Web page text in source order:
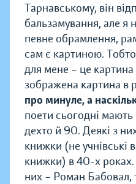
Тарнавському, він
бальзамування, але я
певне обрамлення,
сам є картиною.
для мене – це картина
зображена картина в
про минуле, а
поети сьогодні
дехто й 90. Деякі з
книжки (не учнівські
книжки) в 40-х
них – Роман Бабовал,